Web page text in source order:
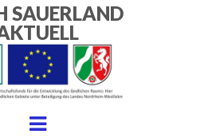
SAUERLAND
Menu